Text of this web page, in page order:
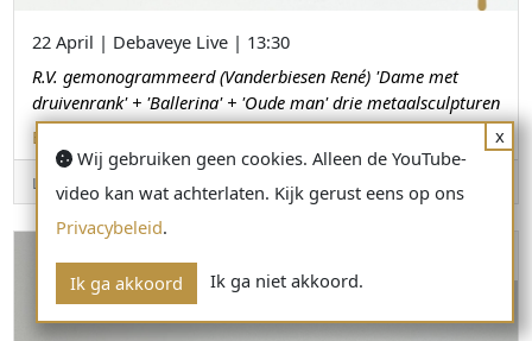
22 April | Debaveye Live | 13:30
R.V. gemonogrammeerd (Vanderbiesen René) 'Dame met
druivenrank' + 'Ballerina' + 'Oude man' drie metaalsculpturen
BEELDEN
LOT.272
x
Wij gebruiken geen cookies. Alleen de YouTube-
video kan wat achterlaten. Kijk gerust eens op ons
Privacybeleid.
Ik ga akkoord Ik ga niet akkoord.